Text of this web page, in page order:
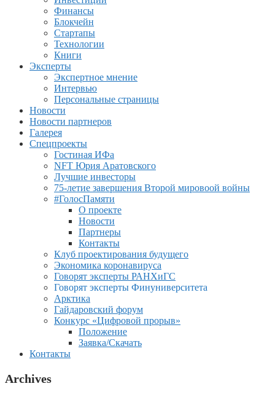
Финансы
Блокчейн
Стартапы
Технологии
Книги
Эксперты
Экспертное мнение
Интервью
Персональные страницы
Новости
Новости партнеров
Галерея
Спецпроекты
Гостиная ИФа
NFT Юрия Аратовского
Лучшие инвесторы
75-летие завершения Второй мировоой войны
#ГолосПамяти
О проекте
Новости
Партнеры
Контакты
Клуб проектирования будущего
Экономика коронавируса
Говорят эксперты РАНХиГС
Говорят эксперты Финуниверситета
Арктика
Гайдаровский форум
Конкурс «Цифровой прорыв»
Положение
Заявка/Скачать
Контакты
Archives